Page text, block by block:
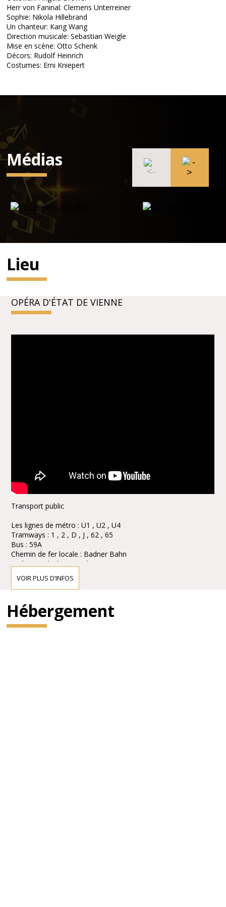
Herr von Faninal: Clemens Unterreiner
Sophie: Nikola Hillebrand
Un chanteur: Kang Wang
Direction musicale: Sebastian Weigle
Mise en scène: Otto Schenk
Décors: Rudolf Heinrich
Costumes: Erni Kniepert
Médias
Lieu
OPÉRA D'ÉTAT DE VIENNE
Transport public
Les lignes de métro : U1 , U2 , U4
Tramways : 1 , 2 , D , J , 62 , 65
Bus : 59A
Chemin de fer locale : Badner Bahn
Arrête : Karlsplatz / Opéra
Les stations de taxis sont disponibles à proximité.
Parking
Le stationnement est seulement € 6, - pendant huit heures !
VOIR PLUS D’INFOS
Hébergement